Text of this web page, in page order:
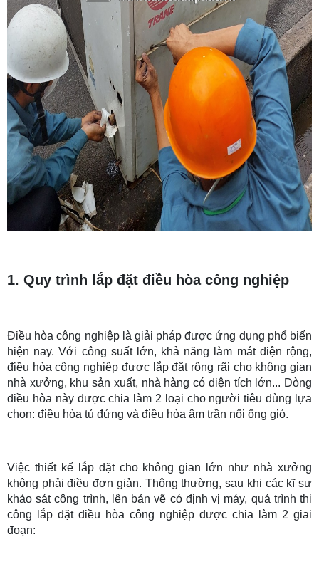
1. Quy trình lắp đặt điều hòa công nghiệp
Điều hòa công nghiệp là giải pháp được ứng dụng phổ biến
hiện nay. Với công suất lớn, khả năng làm mát diện rộng,
điều hòa công nghiệp được lắp đặt rộng rãi cho không gian
nhà xưởng, khu sản xuất, nhà hàng có diện tích lớn... Dòng
điều hòa này được chia làm 2 loại cho người tiêu dùng lựa
chọn: điều hòa tủ đứng và điều hòa âm trần nối ống gió.
Việc thiết kế lắp đặt cho không gian lớn như nhà xưởng
không phải điều đơn giản. Thông thường, sau khi các kĩ sư
khảo sát công trình, lên bản vẽ có định vị máy, quá trình thi
công lắp đặt điều hòa công nghiệp được chia làm 2 giai
đoạn: